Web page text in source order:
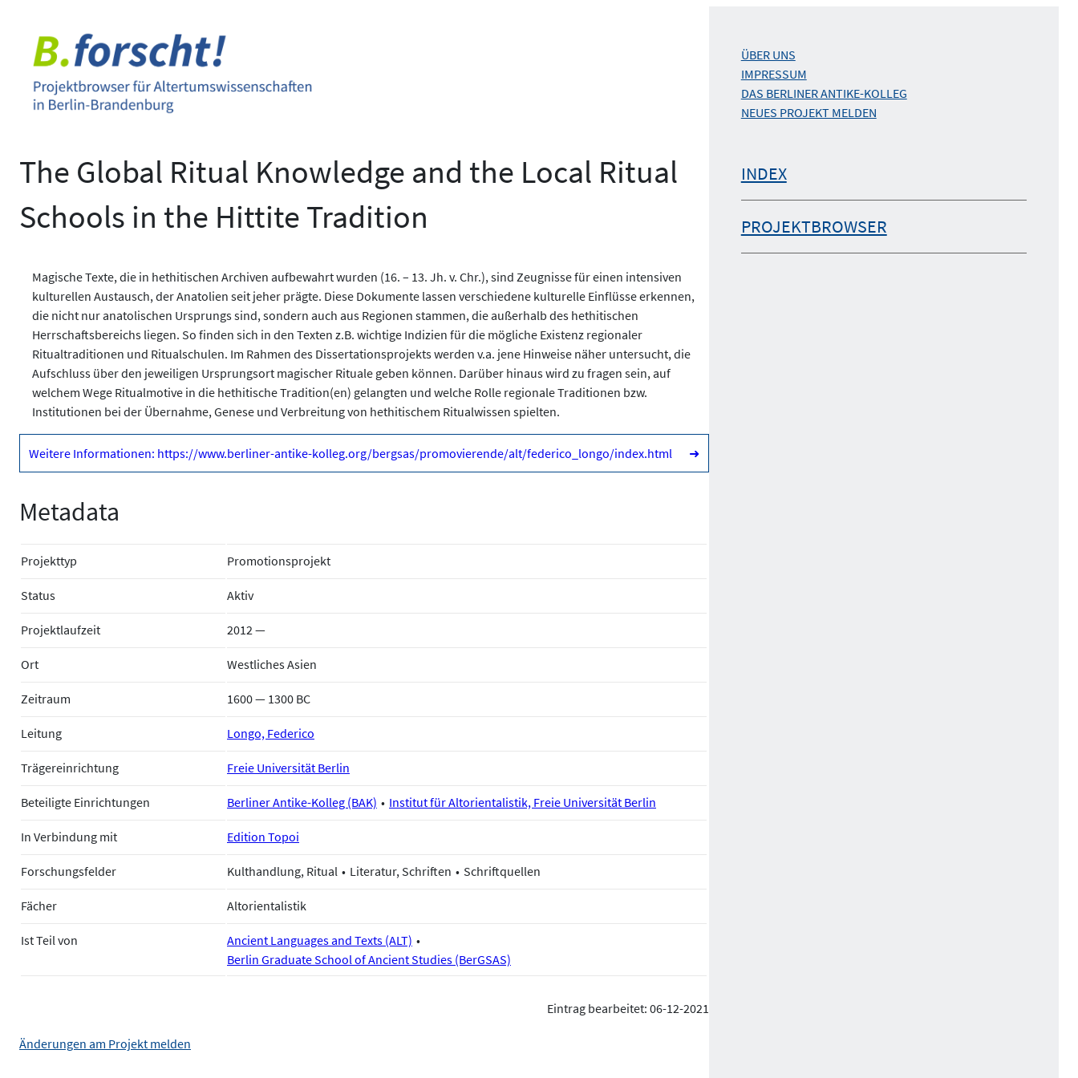
springen
The Global Ritual Knowledge and the Local Ritual
Schools in the Hittite Tradition
Magische Texte, die in hethitischen Archiven aufbewahrt wurden (16. – 13. Jh. v. Chr.), sind Zeugnisse für einen intensiven
kulturellen Austausch, der Anatolien seit jeher prägte. Diese Dokumente lassen verschiedene kulturelle Einflüsse erkennen,
die nicht nur anatolischen Ursprungs sind, sondern auch aus Regionen stammen, die außerhalb des hethitischen
Herrschaftsbereichs liegen. So finden sich in den Texten z.B. wichtige Indizien für die mögliche Existenz regionaler
Ritualtraditionen und Ritualschulen. Im Rahmen des Dissertationsprojekts werden v.a. jene Hinweise näher untersucht, die
Aufschluss über den jeweiligen Ursprungsort magischer Rituale geben können. Darüber hinaus wird zu fragen sein, auf
welchem Wege Ritualmotive in die hethitische Tradition(en) gelangten und welche Rolle regionale Traditionen bzw.
Institutionen bei der Übernahme, Genese und Verbreitung von hethitischem Ritualwissen spielten.
Weitere Informationen: https://www.berliner-antike-kolleg.org/bergsas/promovierende/alt/federico_longo/index.html ➜
Metadata
Projekttyp Promotionsprojekt
Status Aktiv
Projektlaufzeit 2012 —
Ort Westliches Asien
Zeitraum 1600 — 1300 BC
Leitung Longo, Federico
Trägereinrichtung Freie Universität Berlin
Beteiligte Einrichtungen Berliner Antike-Kolleg (BAK) Institut für Altorientalistik, Freie Universität Berlin
In Verbindung mit Edition Topoi
Forschungsfelder Kulthandlung, Ritual Literatur, Schriften Schriftquellen
Fächer Altorientalistik
Ist Teil von
Ancient Languages and Texts (ALT)
Berlin Graduate School of Ancient Studies (BerGSAS)
Eintrag bearbeitet: 06-12-2021
Änderungen am Projekt melden
ÜBER UNS
IMPRESSUM
DAS BERLINER ANTIKE-KOLLEG
NEUES PROJEKT MELDEN
INDEX
PROJEKTBROWSER